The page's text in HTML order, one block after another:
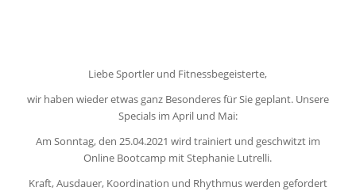
Liebe Sportler und Fitnessbegeisterte,
wir haben wieder etwas ganz Besonderes für Sie geplant. Unsere
Specials im April und Mai:
Am Sonntag, den 25.04.2021 wird trainiert und geschwitzt im
Online Bootcamp mit Stephanie Lutrelli.
Kraft, Ausdauer, Koordination und Rhythmus werden gefordert